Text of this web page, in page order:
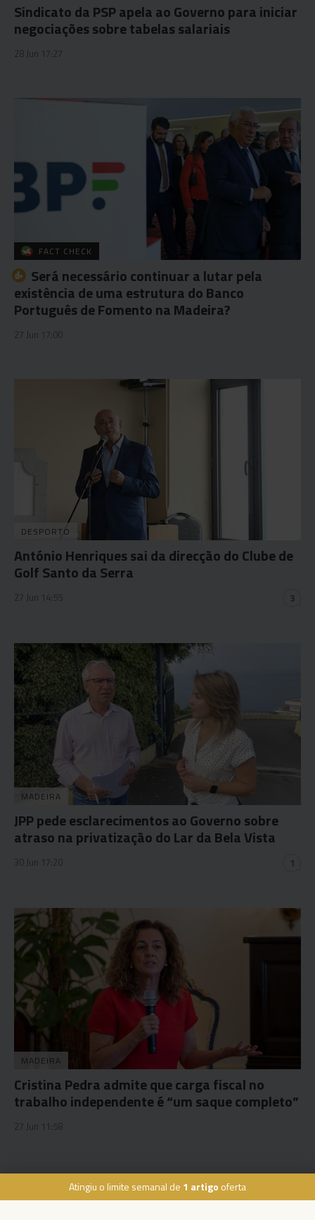
Atingiu o limite semanal de 1 artigo oferta
Sindicato da PSP apela ao Governo para iniciar
negociações sobre tabelas salariais
28 Jun 17:27
FACT CHECK
Será necessário continuar a lutar pela
existência de uma estrutura do Banco
Português de Fomento na Madeira?
27 Jun 17:00
DESPORTO
António Henriques sai da direcção do Clube de
Golf Santo da Serra
27 Jun 14:55 3
MADEIRA
JPP pede esclarecimentos ao Governo sobre
atraso na privatização do Lar da Bela Vista
30 Jun 17:20 1
MADEIRA
Cristina Pedra admite que carga fiscal no
trabalho independente é “um saque completo”
27 Jun 11:58